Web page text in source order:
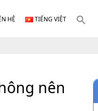
HỆ TIẾNG VIỆT
nên